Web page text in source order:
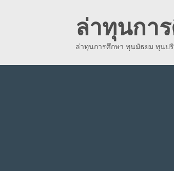
ล่าทุนกา
ล่าทุนการศึกษา ทุนมัธยม ทุนป